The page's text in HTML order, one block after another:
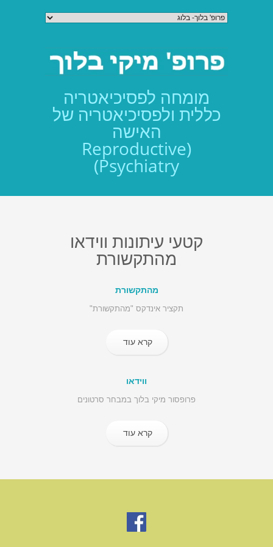
מומחה לפסיכיאטריה
כללית ולפסיכיאטריה של
האישה
(Reproductive
Psychiatry)
קטעי עיתונות ווידאו
מהתקשורת
מהתקשורת
תקציר אינדקס "מהתקשורת"
קרא עוד
ווידאו
פרופסור מיקי בלוך במבחר סרטונים
קרא עוד